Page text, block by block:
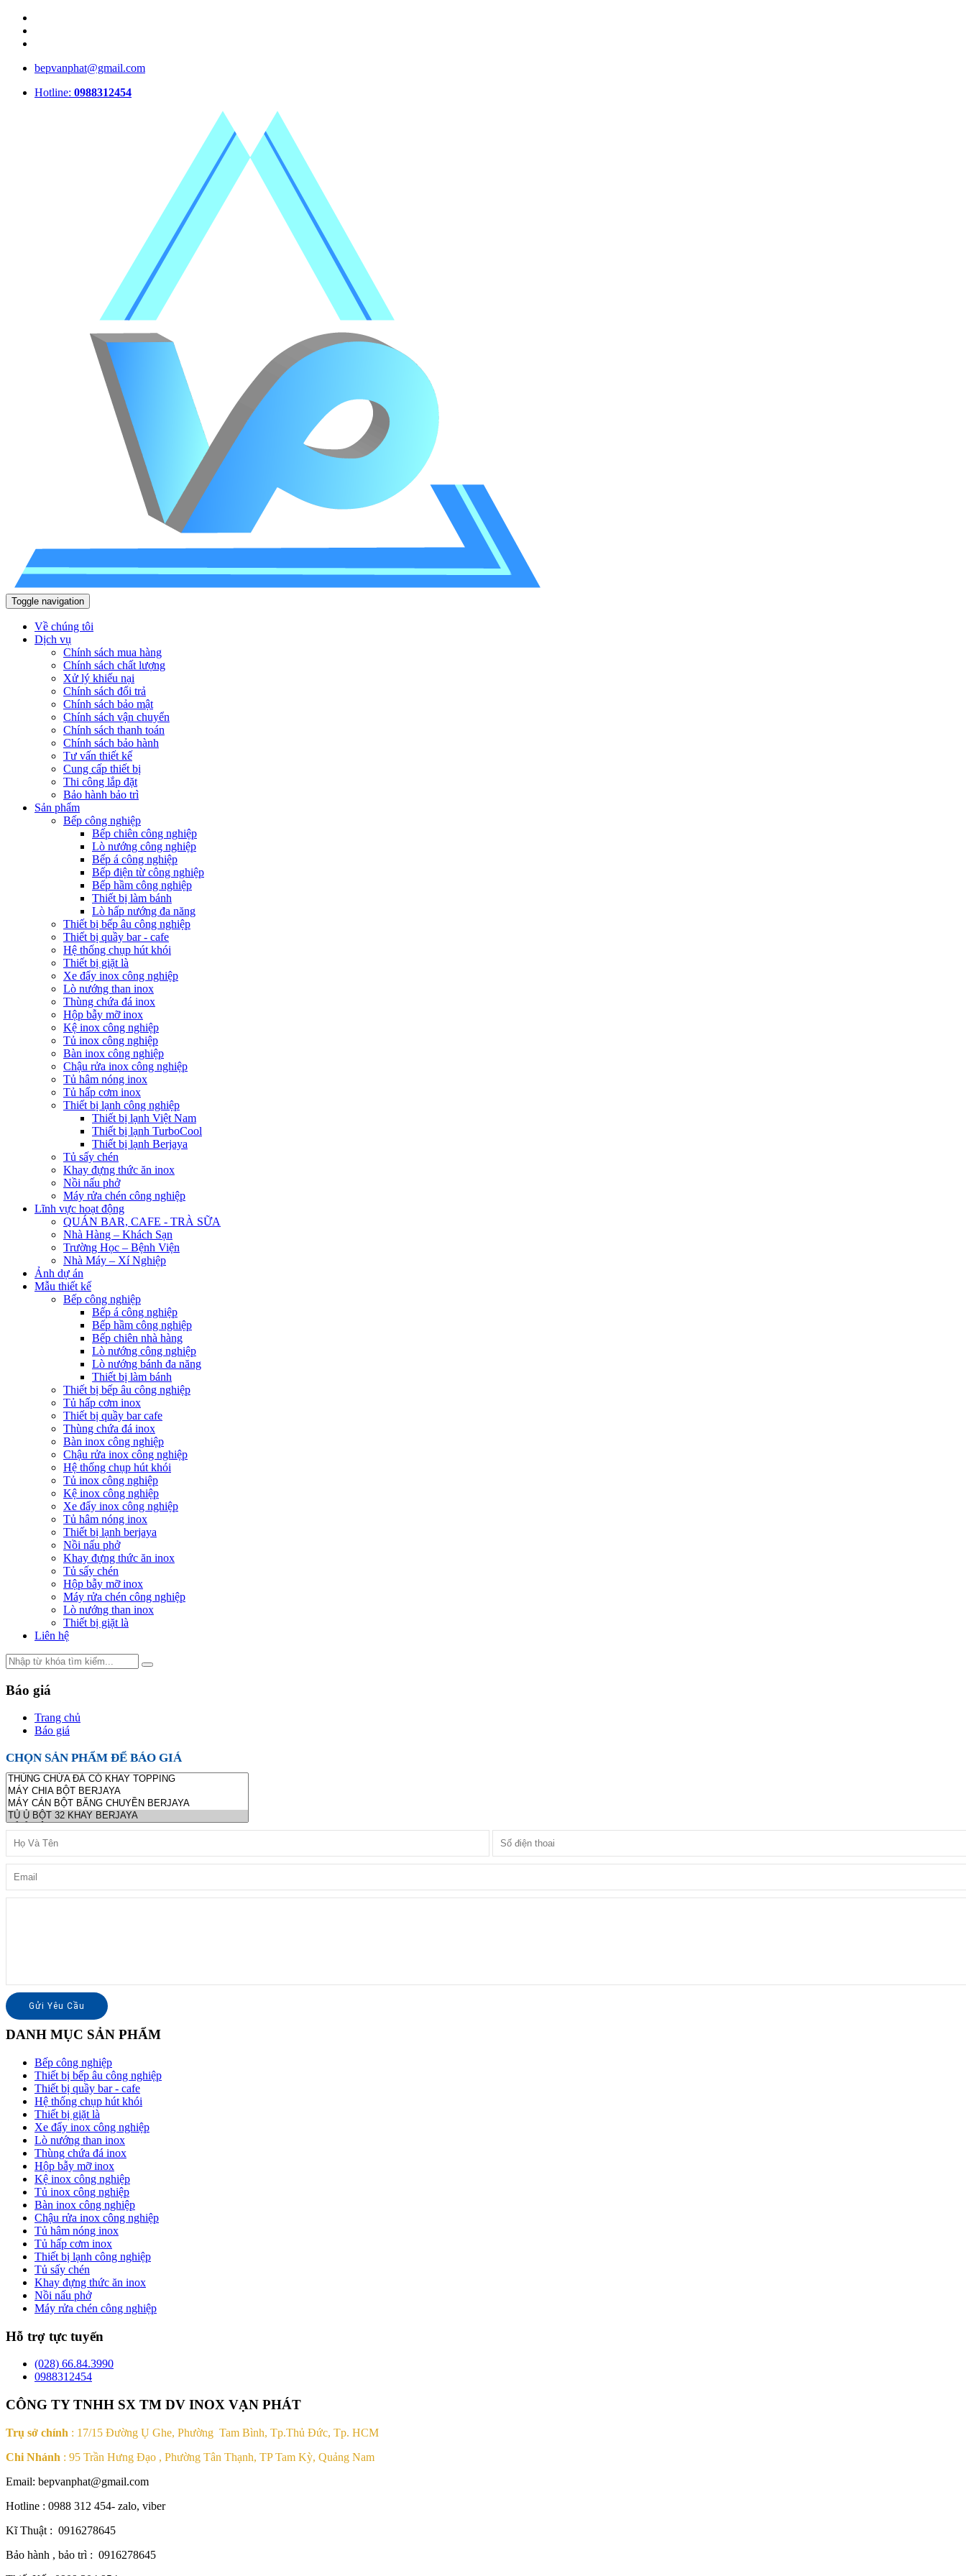
bepvanphat@gmail.com
Hotline: 0988312454
Toggle navigation
Về chúng tôi
Dịch vụ
Chính sách mua hàng
Chính sách chất lượng
Xử lý khiếu nại
Chính sách đổi trả
Chính sách bảo mật
Chính sách vận chuyển
Chính sách thanh toán
Chính sách bảo hành
Tư vấn thiết kế
Cung cấp thiết bị
Thi công lắp đặt
Bảo hành bảo trì
Sản phẩm
Bếp công nghiệp
Bếp chiên công nghiệp
Lò nướng công nghiệp
Bếp á công nghiệp
Bếp điện từ công nghiệp
Bếp hầm công nghiệp
Thiết bị làm bánh
Lò hấp nướng đa năng
Thiết bị bếp âu công nghiệp
Thiết bị quầy bar - cafe
Hệ thống chụp hút khói
Thiết bị giặt là
Xe đẩy inox công nghiệp
Lò nướng than inox
Thùng chứa đá inox
Hộp bẫy mỡ inox
Kệ inox công nghiệp
Tủ inox công nghiệp
Bàn inox công nghiệp
Chậu rửa inox công nghiệp
Tủ hâm nóng inox
Tủ hấp cơm inox
Thiết bị lạnh công nghiệp
Thiết bị lạnh Việt Nam
Thiết bị lạnh TurboCool
Thiết bị lạnh Berjaya
Tủ sấy chén
Khay đựng thức ăn inox
Nồi nấu phở
Máy rửa chén công nghiệp
Lĩnh vực hoạt động
QUÁN BAR, CAFE - TRÀ SỮA
Nhà Hàng – Khách Sạn
Trường Học – Bệnh Viện
Nhà Máy – Xí Nghiệp
Ảnh dự án
Mẫu thiết kế
Bếp công nghiệp
Bếp á công nghiệp
Bếp hầm công nghiệp
Bếp chiên nhà hàng
Lò nướng công nghiệp
Lò nướng bánh đa năng
Thiết bị làm bánh
Thiết bị bếp âu công nghiệp
Tủ hấp cơm inox
Thiết bị quầy bar cafe
Thùng chứa đá inox
Bàn inox công nghiệp
Chậu rửa inox công nghiệp
Hệ thống chụp hút khói
Tủ inox công nghiệp
Kệ inox công nghiệp
Xe đẩy inox công nghiệp
Tủ hâm nóng inox
Thiết bị lạnh berjaya
Nồi nấu phở
Khay đựng thức ăn inox
Tủ sấy chén
Hộp bẫy mỡ inox
Máy rửa chén công nghiệp
Lò nướng than inox
Thiết bị giặt là
Liên hệ
Báo giá
Trang chủ
Báo giá
CHỌN SẢN PHẨM ĐỂ BÁO GIÁ
DANH MỤC SẢN PHẨM
Bếp công nghiệp
Thiết bị bếp âu công nghiệp
Thiết bị quầy bar - cafe
Hệ thống chụp hút khói
Thiết bị giặt là
Xe đẩy inox công nghiệp
Lò nướng than inox
Thùng chứa đá inox
Hộp bẫy mỡ inox
Kệ inox công nghiệp
Tủ inox công nghiệp
Bàn inox công nghiệp
Chậu rửa inox công nghiệp
Tủ hâm nóng inox
Tủ hấp cơm inox
Thiết bị lạnh công nghiệp
Tủ sấy chén
Khay đựng thức ăn inox
Nồi nấu phở
Máy rửa chén công nghiệp
Hỗ trợ tực tuyến
(028) 66.84.3990
0988312454
CÔNG TY TNHH SX TM DV INOX VẠN PHÁT
Trụ sở chính : 17/15 Đường Ụ Ghe, Phường Tam Bình, Tp.Thủ Đức, Tp. HCM
Chi Nhánh : 95 Trần Hưng Đạo , Phường Tân Thạnh, TP Tam Kỳ, Quảng Nam
Email: bepvanphat@gmail.com
Hotline : 0988 312 454- zalo, viber
Kĩ Thuật : 0916278645
Bảo hành , bảo trì : 0916278645